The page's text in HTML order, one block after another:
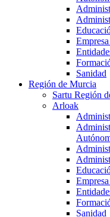
Sanidad
Región de Murcia
Sartu Región
Arloak
Sanidad